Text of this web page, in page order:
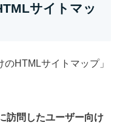
サイトマッ
HTMLサイトマップ」
訪問したユーザー向け